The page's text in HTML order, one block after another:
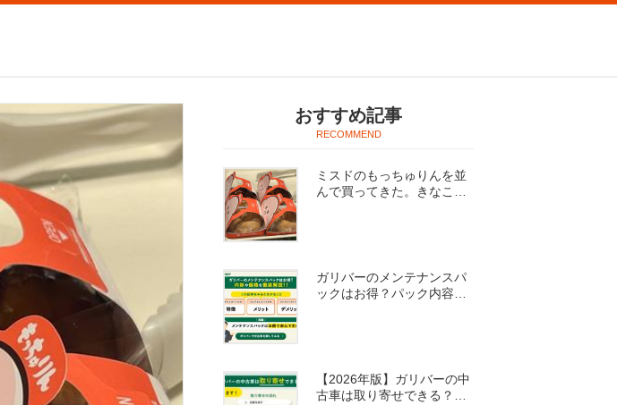
おすすめ記事
ミスドのもっちゅりんを並
んで買ってきた。きなこ・
ガリバーのメンテナンスパ
ックはお得？パック内容を
【2026年版】ガリバーの中
古車は取り寄せできる？実